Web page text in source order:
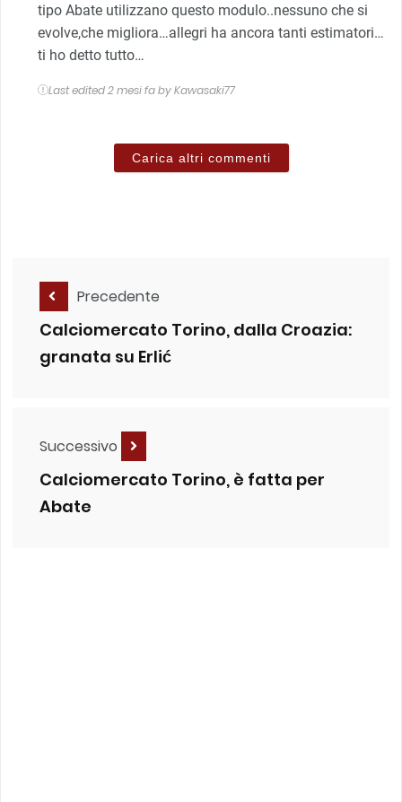
tipo Abate utilizzano questo modulo..nessuno che si
evolve,che migliora…allegri ha ancora tanti estimatori…
ti ho detto tutto…
Last edited 2 mesi fa by Kawasaki77
Carica altri commenti
Precedente
Calciomercato Torino, dalla Croazia:
granata su Erlić
Successivo
Calciomercato Torino, è fatta per
Abate